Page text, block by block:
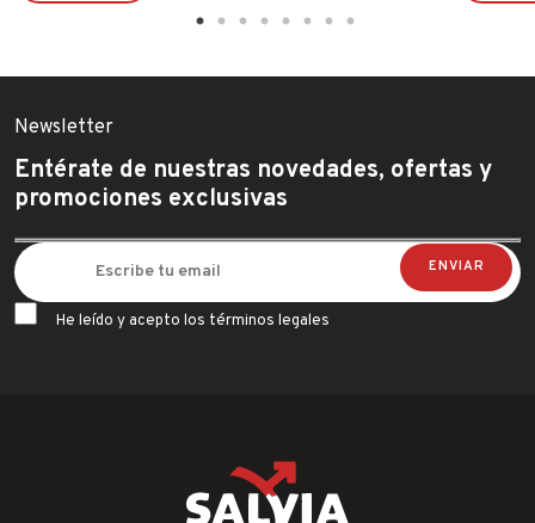
Newsletter
Entérate de nuestras novedades, ofertas y
promociones exclusivas
He leído y acepto los términos legales